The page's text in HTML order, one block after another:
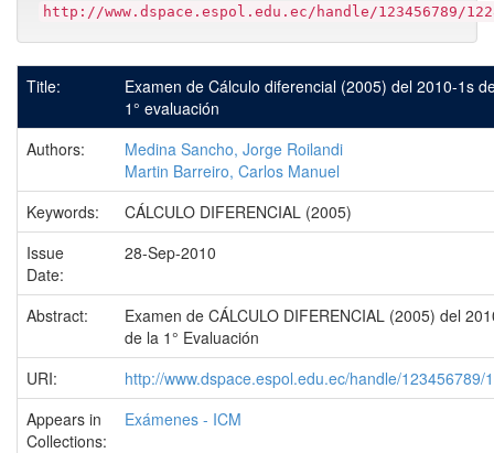
http://www.dspace.espol.edu.ec/handle/123456789/
Title:
Examen de Cálculo diferencial (2005) del 2010-1s
1° evaluación
Authors:
Medina Sancho, Jorge Roilandi
Martin Barreiro, Carlos Manuel
Keywords:
CÁLCULO DIFERENCIAL (2005)
Issue
Date:
28-Sep-2010
Abstract:
Examen de CÁLCULO DIFERENCIAL (2005) del
de la 1° Evaluación
URI:
http://www.dspace.espol.edu.ec/handle/123456789/
Appears in
Collections:
Exámenes - ICM